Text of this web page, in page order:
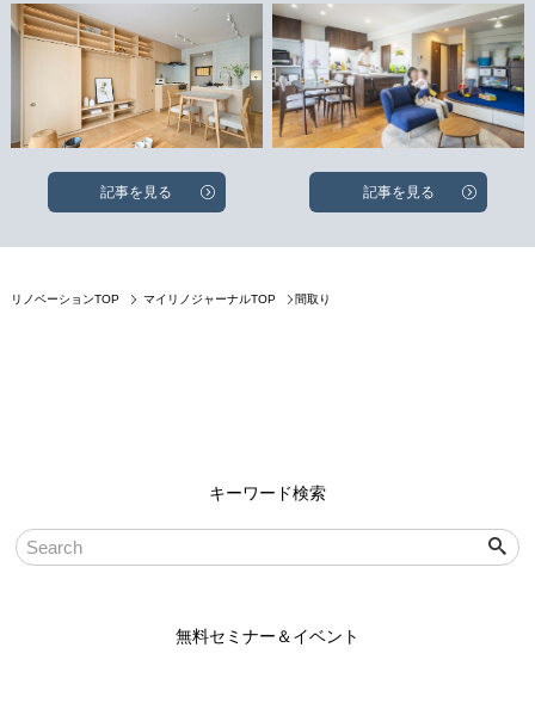
記事を見る 記事を見る
リノベーションTOP マイリノジャーナルTOP 間取り
キーワード検索
無料セミナー＆イベント